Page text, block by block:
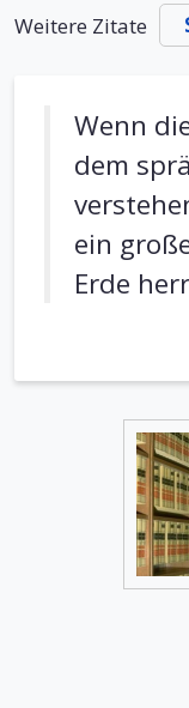
Weitere Zitate
Wenn
dem
ein
Erde